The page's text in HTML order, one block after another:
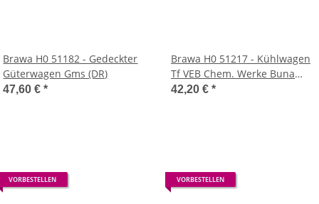
Brawa H0 51182 - Gedeckter
Güterwagen Gms (DR)
47,60 €*
Brawa H0 51217 - Kühlwagen
Tf VEB Chem. Werke Buna
(DR)
42,20 € *
VORBESTELLEN VORBESTELLEN